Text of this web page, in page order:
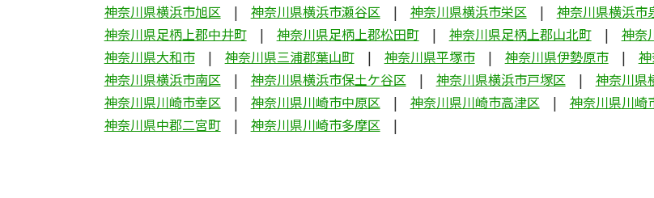
神奈川県横浜市旭区
神奈川県横浜市瀬谷区 神奈川県横浜市栄区 神奈川県横浜市
神奈川県足柄上郡中井町
神奈川県足柄上郡松田町 神奈川県足柄上郡山北町 神奈
神奈川県大和市
神奈川県三浦郡葉山町 神奈川県平塚市 神奈川県伊勢原市
神奈川県横浜市南区
神奈川県横浜市保土ケ谷区 神奈川県横浜市戸塚区 神奈川県
神奈川県川崎市幸区
神奈川県川崎市中原区 神奈川県川崎市高津区 神奈川県川崎
神奈川県中郡二宮町
神奈川県川崎市多摩区